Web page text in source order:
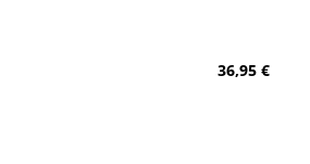
Regulärer
36,95 €